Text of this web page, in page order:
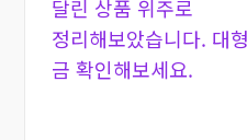
달린 상품 위주로
정리해보았습니다. 대
금 확인해보세요.